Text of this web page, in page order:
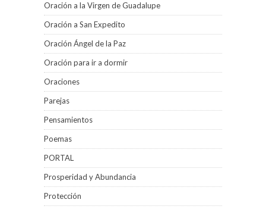
Oración a la Virgen de Guadalupe
Oración a San Expedito
Oración Ángel de la Paz
Oración para ir a dormir
Oraciones
Parejas
Pensamientos
Poemas
PORTAL
Prosperidad y Abundancia
Protección